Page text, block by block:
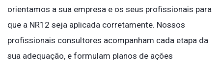
orientamos a sua empresa e os seus profissionais para
que a NR12 seja aplicada corretamente. Nossos
profissionais consultores acompanham cada etapa da
sua adequação, e formulam planos de ações